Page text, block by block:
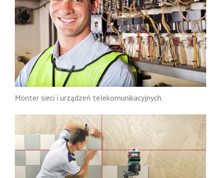
Monter sieci i urządzeń telekomunikacyjnych.